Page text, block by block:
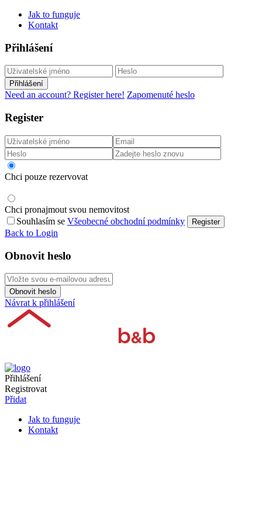
Jak to funguje
Kontakt
Přihlášení
Přihlášení
Need an account? Register here! Zapomenuté heslo
Register
Chci pouze rezervovat
Chci pronajmout svou nemovitost
Souhlasím se Všeobecné obchodní podmínky Register
Back to Login
Obnovit heslo
Obnovit heslo
Návrat k přihlášení
Přihlášení
Registrovat
Přidat
Jak to funguje
Kontakt